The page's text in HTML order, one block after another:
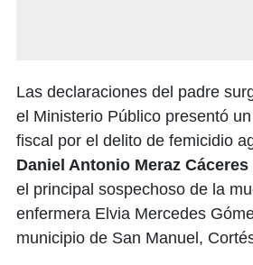
Las declaraciones del padre
el Ministerio Público presentó
fiscal por el delito de femicidio
Daniel Antonio Meraz Cáceres
el principal sospechoso de la
enfermera Elvia Mercedes
municipio de San Manuel,